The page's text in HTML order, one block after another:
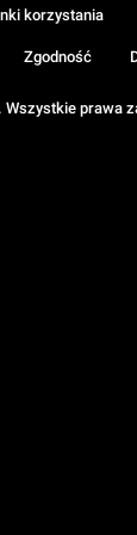
Wszystkie prawa
korzystania
Zgodność